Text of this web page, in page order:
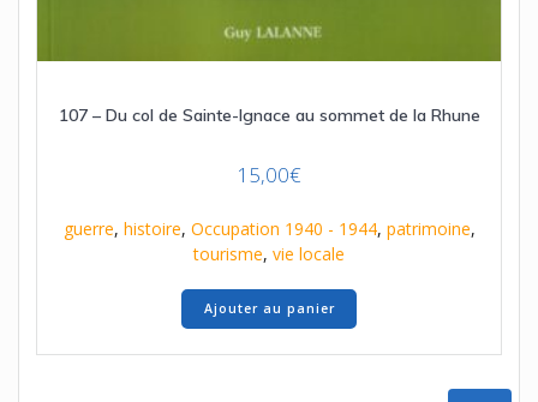
107 – Du col de Sainte-Ignace au sommet de la Rhune
15,00€
guerre, histoire, Occupation 1940 - 1944, patrimoine,
tourisme, vie locale
Ajouter au panier